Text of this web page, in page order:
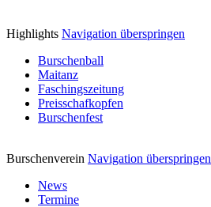
Highlights Navigation überspringen
Burschenball
Maitanz
Faschingszeitung
Preisschafkopfen
Burschenfest
Burschenverein Navigation überspringen
News
Termine